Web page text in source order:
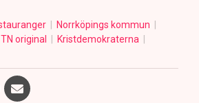
Norrköpings kommun
TN original
Kristdemokraterna